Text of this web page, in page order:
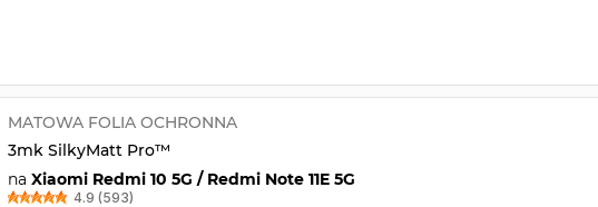
MATOWA FOLIA OCHRONNA
3mk SilkyMatt Pro™
na Xiaomi Redmi 10 5G / Redmi Note 11E 5G
4.9 (593)